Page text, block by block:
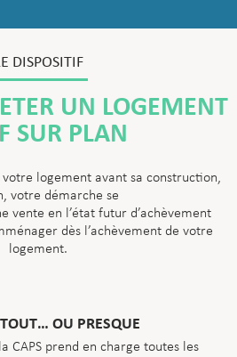
DISPOSITIF
UN LOGEMENT
SUR PLAN
votre logement avant sa construction,
votre démarche se
vente en l’état futur d’achèvement
dès l’achèvement de votre
logement.
OU PRESQUE
CAPS prend en charge toutes les